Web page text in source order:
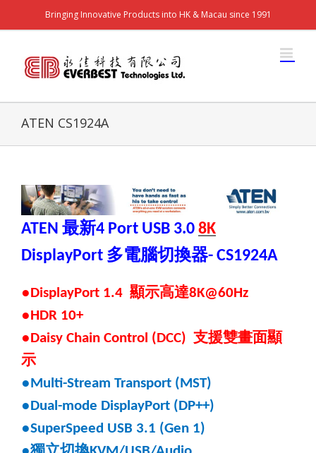
Bringing Innovative Products into HK & Macau since 1991
ATEN CS1924A
ATEN 最新4 Port USB 3.0 8K
DisplayPort 多電腦切換器- CS1924A
●DisplayPort 1.4 顯示高達8K@60Hz
●HDR 10+
●Daisy Chain Control (DCC) 支援雙畫面顯
示
●Multi-Stream Transport (MST)
●Dual-mode DisplayPort (DP++)
●SuperSpeed USB 3.1 (Gen 1)